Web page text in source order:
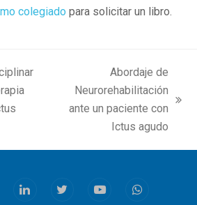
colegiado para solicitar un libro.
next
Abordaje de
Neurorehabilitación
ante un paciente con
Ictus agudo
LinkedInTwitterYoutubeWhatsapp